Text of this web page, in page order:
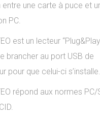
entre une carte à puce et
PC.
est un lecteur
brancher au port USB de
pour que celui-ci s’installe.
répond aux normes PC/